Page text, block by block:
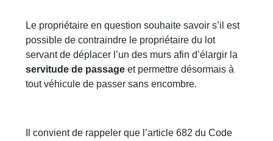
Le propriétaire en question souhaite savoir s’il est
possible de contraindre le propriétaire du lot
servant de déplacer l’un des murs afin d’élargir la
servitude de passage et permettre désormais à
tout véhicule de passer sans encombre.
Il convient de rappeler que l’article 682 du Code